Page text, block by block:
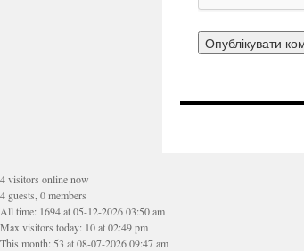
4 visitors online now
4 guests, 0 members
All time: 1694 at 05-12-2026 03:50 am
Max visitors today: 10 at 02:49 pm
This month: 53 at 08-07-2026 09:47 am